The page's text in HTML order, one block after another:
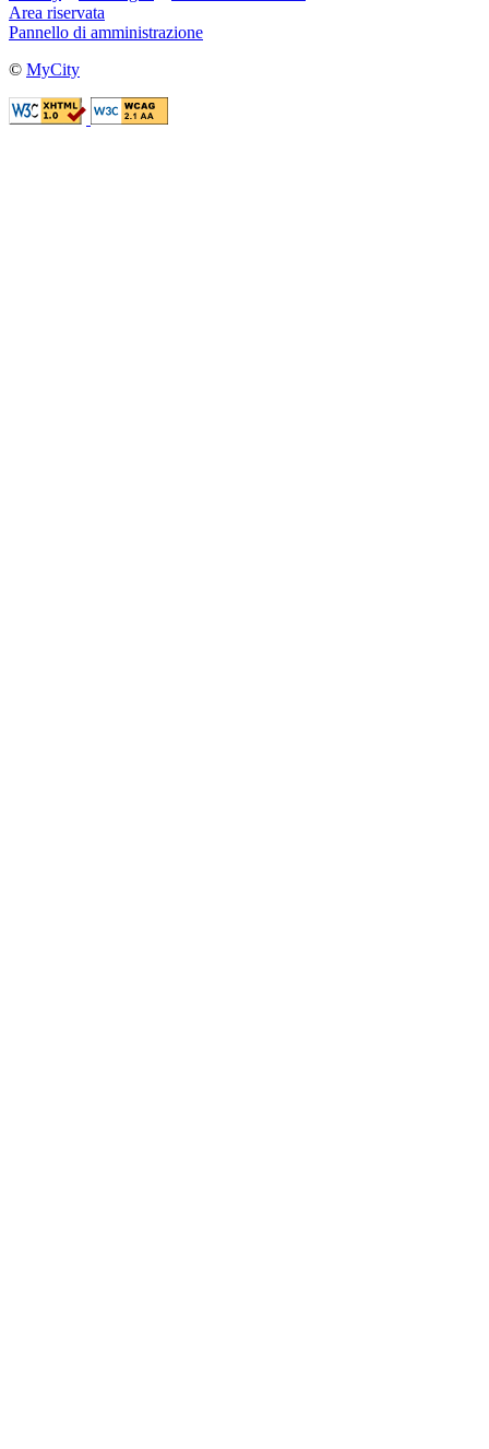
Area riservata
Pannello di amministrazione
© MyCity